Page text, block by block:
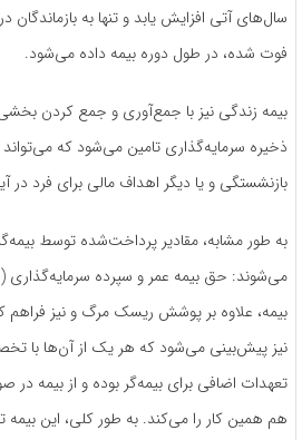
سال‌های آتی افزایش یابد و تنها به
فوت شده، در طول دوره بیمه داده می‌شود.
بیمه زندگی نیز با جمع‌آوری و جمع کردن
ذخیره سرمایه‌گذاری تامین می‌شود که
بازنشستگی و یا دیگر اهداف مالی برای فرد در
به طور مشابه، مقادیر پرداخت‌شده توسط
می‌شوند: حق بیمه عمر و سپرده
بیمه، علاوه بر پوشش ریسک مرگ و نیز فراهم
نیز پیش‌بینی می‌شود که هر یک از آن‌ها با
تعهدات اضافی برای بیمه‌گر بوده و از بیمه
هم همین کار را می‌کند. به طور کلی، این بیمه